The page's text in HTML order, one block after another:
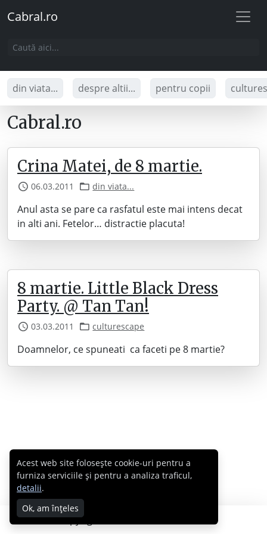
Cabral.ro
din viata... despre altii... pentru copii
Cabral.ro
Crina Matei, de 8 martie.
06.03.2011 din viata...
Anul asta se pare ca rasfatul este mai intens decat
in alti ani. Fetelor… distractie placuta!
8 martie. Little Black Dress
Party. @ Tan Tan!
03.03.2011 culturescape
Doamnelor, ce spuneati ca faceti pe 8 martie?
Copyright © 2007 - 2026 Cabral.ro
Acest web site folosește cookie-uri pentru a
furniza serviciile și pentru a analiza traficul,
detalii.
Ok, am înțeles